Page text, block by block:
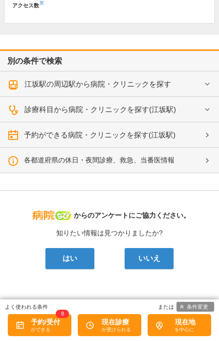
アクセス数※
別の条件で検索
江坂駅の周辺駅から病院・クリニックを探す
診療科目から病院・クリニックを探す(江坂駅)
予約ができる病院・クリニックを探す(江坂駅)
各都道府県の休日・夜間診療、救急、当番医情報
病院なび
からのアンケートにご協力ください。
知りたい情報は見つかりましたか?
はい いいえ
口コミがある病院・クリニック
予約/受付
8
現在診療 現在地
条件変更